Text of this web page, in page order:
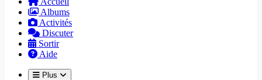
Albums
Activités
Discuter
Sortir
Aide
Plus